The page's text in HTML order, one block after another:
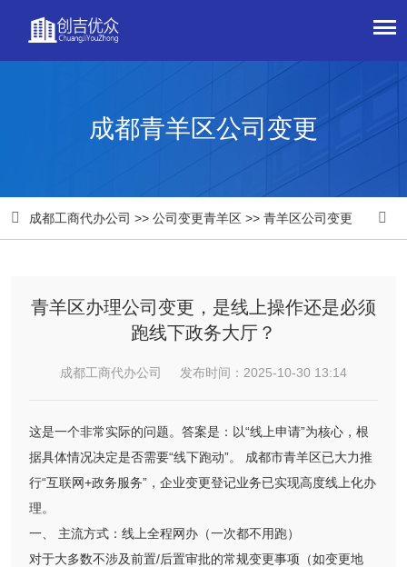
成都青羊区公司变更
 成都工商代办公司 >> 公司变更青羊区 >> 青羊区公司变更 
青羊区办理公司变更，是线上操作还是必须
跑线下政务大厅？​
成都工商代办公司 发布时间：2025-10-30 13:14
这是一个非常实际的问题。答案是：以“线上申请”为核心，根
据具体情况决定是否需要“线下跑动”。 成都市青羊区已大力推
行“互联网+政务服务”，企业变更登记业务已实现高度线上化办
理。
一、 主流方式：线上全程网办（一次都不用跑）
对于大多数不涉及前置/后置审批的常规变更事项（如变更地